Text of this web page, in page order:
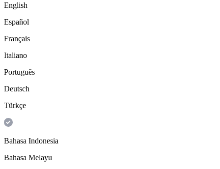
English
Español
Français
Italiano
Português
Deutsch
Türkçe
Bahasa Indonesia
Bahasa Melayu